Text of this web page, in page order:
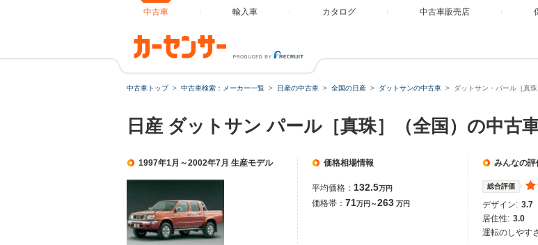
中古車 輸入車 カタログ 中古車販売店
中古車トップ 中古車検索：メーカー一覧 日産の中古車 全国の日産 ダットサンの中古車 ダットサン・パール［真
日産 ダットサン パール［真珠］（全国）の中古
1997年1月～2002年7月 生産モデル 価格相場情報
平均価格： 132.5万円
価格帯： 71万円～263 万円
みんなの評
総合評価
デザイン: 3.7
居住性: 3.0
運転のしやす